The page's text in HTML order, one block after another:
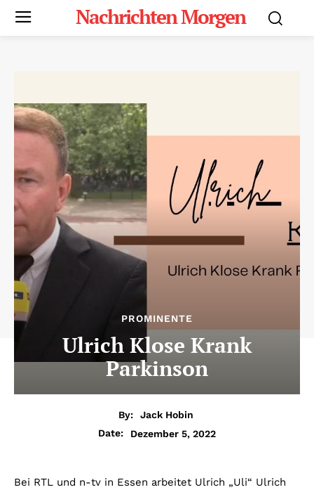
Nachrichten Morgen
PROMINENTE
Ulrich Klose Krank
Parkinson
By:
Jack Hobin
Date:
Dezember 5, 2022
Bei RTL und n-tv in Essen arbeitet Ulrich „Uli“ Ulrich